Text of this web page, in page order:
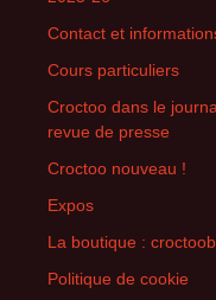
Contact et
Cours particuliers
Croctoo dans le
revue de presse
Croctoo nouveau !
Expos
La boutique :
Politique de cookie